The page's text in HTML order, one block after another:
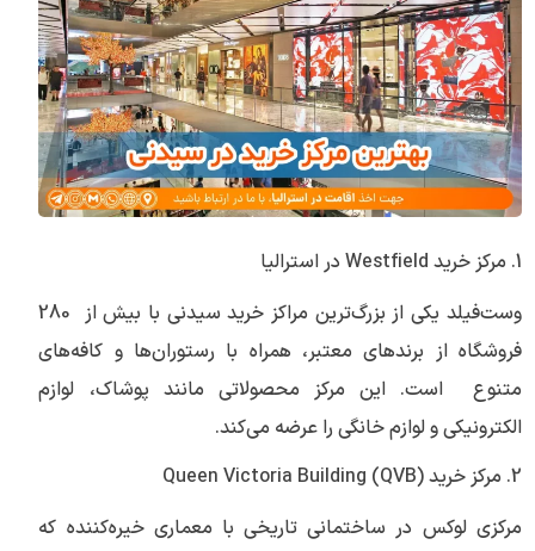
1. مرکز خرید Westfield در استرالیا
وست‌فیلد یکی از بزرگ‌ترین مراکز خرید سیدنی با بیش از 280
فروشگاه از برندهای معتبر، همراه با رستوران‌ها و کافه‌های
متنوع است. این مرکز محصولاتی مانند پوشاک، لوازم
الکترونیکی و لوازم خانگی را عرضه می‌کند.
2. مرکز خرید Queen Victoria Building (QVB)
مرکزی لوکس در ساختمانی تاریخی با معماری خیره‌کننده که